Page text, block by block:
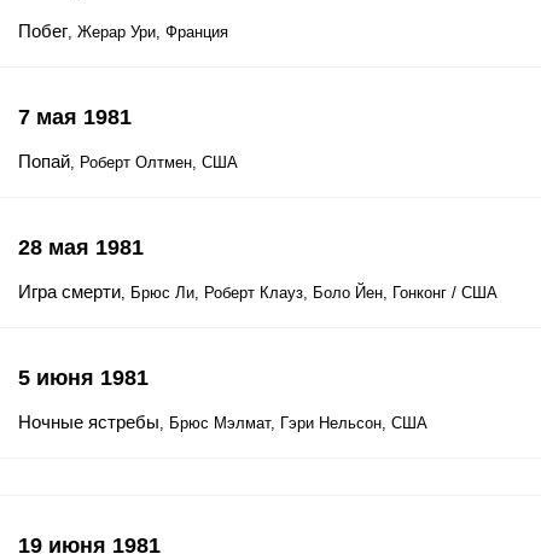
Побег, Жерар Ури, Франция
7 мая 1981
Попай, Роберт Олтмен, США
28 мая 1981
Игра смерти, Брюс Ли, Роберт Клауз, Боло Йен, Гонконг / США
5 июня 1981
Ночные ястребы, Брюс Мэлмат, Гэри Нельсон, США
19 июня 1981